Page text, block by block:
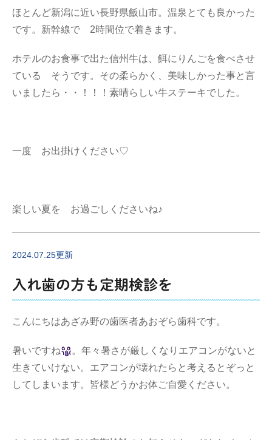
ほとんど新潟に近い長野県飯山市。温泉とても良かった
です。新幹線で 2時間位で着きます。
ホテルのお食事で出た信州牛は、餌にりんごを食べさせ
ている そうです。その柔らかく、美味しかった事と言
いましたら・・！！！素晴らしい牛ステーキでした。
一度 お出掛けください♡
楽しい夏を お過ごしくださいね♪
2024.07.25更新
入れ歯の方も定期検診を
こんにちはあざみ野の歯医者あおぞら歯科です。
暑いですね
。年々暑さが厳しくなりエアコンがないと
生きていけない。エアコンが壊れたらと考えるとぞっと
してしまいます。皆様どうかお体ご自愛ください。